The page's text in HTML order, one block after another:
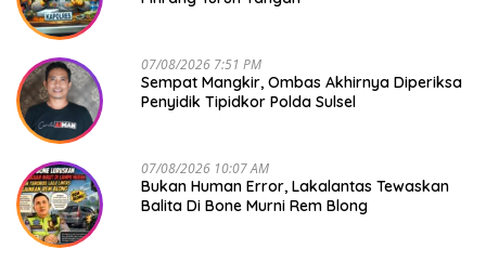
07/08/2026 7:51 PM
Sempat Mangkir, Ombas Akhirnya Diperiksa
Penyidik Tipidkor Polda Sulsel
07/08/2026 10:07 AM
Bukan Human Error, Lakalantas Tewaskan
Balita Di Bone Murni Rem Blong